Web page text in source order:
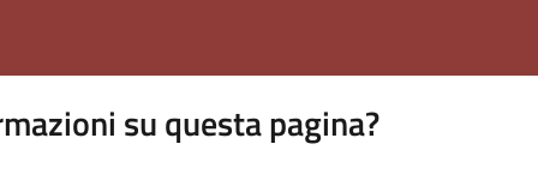
su questa pagina?